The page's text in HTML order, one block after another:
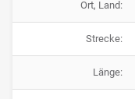
Ort, Land:
Strecke:
Länge: